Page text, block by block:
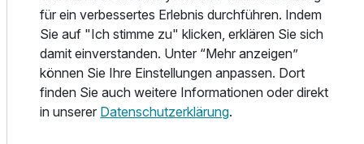
dem Angebot an ayurvedischen Speisen weitere High-
lights! Lassen Sie es sich schmecken!
Unsere der waldreichen Umgebung angepasste
Saunalandschaft ist durchgehend von 16:00 Uhr bis 21:00
Uhr geöffnet. Nach kompletter Umgestaltung unseres
für ein verbessertes Erlebnis durchführen. Indem
Sie auf "Ich stimme zu" klicken, erklären Sie sich
damit einverstanden. Unter “Mehr anzeigen”
können Sie Ihre Einstellungen anpassen. Dort
finden Sie auch weitere Informationen oder direkt
in unserer Datenschutzerklärung.